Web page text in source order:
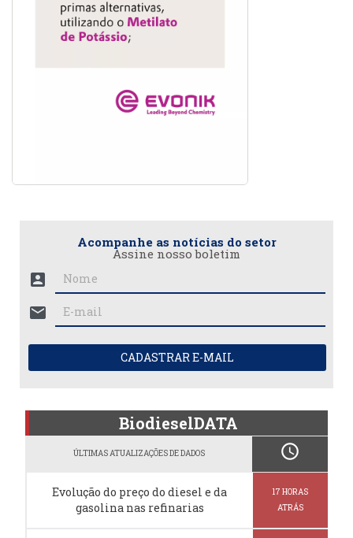
Acompanhe as notícias do setor
Assine nosso boletim
account_box
mail
CADASTRAR E-MAIL
BiodieselDATA
ÚLTIMAS ATUALIZAÇÕES DE DADOS schedule
Evolução do preço do diesel e da
gasolina nas refinarias
17 HORAS
ATRÁS